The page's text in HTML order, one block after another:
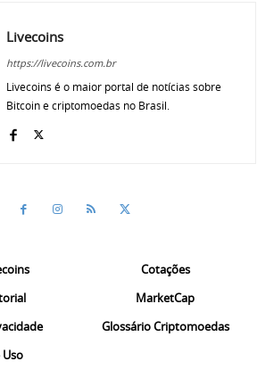
Livecoins
https://livecoins.com.br
Livecoins é o maior portal de notícias sobre
Bitcoin e criptomoedas no Brasil.
Cotações
MarketCap
Glossário Criptomoedas